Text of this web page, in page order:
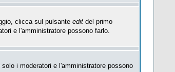
clicca sul pulsante editdel primo
e l'amministratore possono farlo.
i moderatori e l'amministratore possono